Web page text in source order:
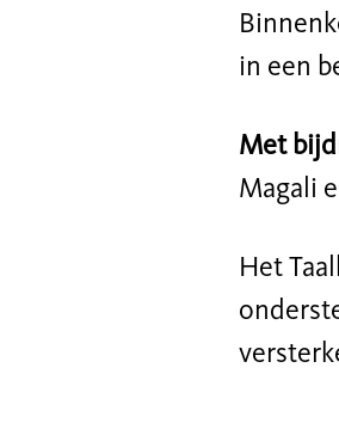
in een
Met
Magali
Het